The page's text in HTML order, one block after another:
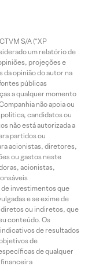
S/A (“XP
um relatório de
projeções e
opinião do autor na
públicas
a qualquer momento
não apoia ou
candidatos ou
não está autorizada a
partidos ou
acionistas, diretores,
ou gastos neste
acionistas,
investimentos que
e se exime de
ou indiretos, que
conteúdo. Os
de resultados
de
de qualquer